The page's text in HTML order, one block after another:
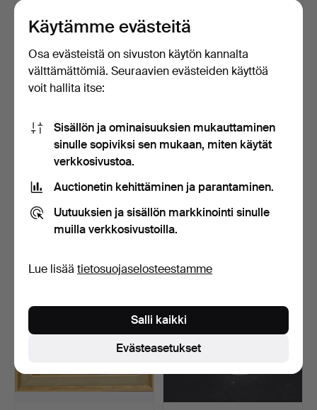
VITRIINIKAAPPI, mahonkia,
1900-luvun puoli…
11 tuntia
PUUTARHATRAKTORI,
Canadiana, Movac.
11 tuntia
Arvio
Käytämme evästeitä
Osa evästeistä on sivuston käytön kannalta
välttämättömiä. Seuraavien evästeiden käyttöä
voit hallita itse:
Sisällön ja ominaisuuksien mukauttaminen
sinulle sopiviksi sen mukaan, miten käytät
verkkosivustoa.
Auctionetin kehittäminen ja parantaminen.
Uutuuksien ja sisällön markkinointi sinulle
muilla verkkosivustoilla.
Lue lisää tietosuojaselosteestamme
Evästeasetukset
Salli kaikki